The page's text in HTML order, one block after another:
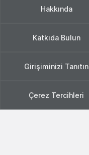
Hakkında
Katkıda Bulun
Girişiminizi Tanıtın
Çerez Tercihleri